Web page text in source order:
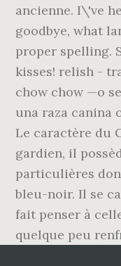
ancienne. I\'ve
goodbye, what
proper spelling.
kisses! relish -
chow chow —o
una raza canina
Le caractère du
gardien, il
particulières
bleu-noir. Il se
fait penser à
quelque peu